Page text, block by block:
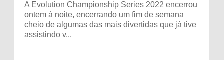
A Evolution Championship Series 2022 encerrou
ontem à noite, encerrando um fim de semana
cheio de algumas das mais divertidas que já tive
assistindo v...